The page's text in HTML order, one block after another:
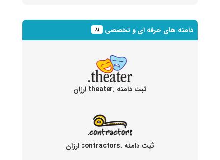
دامنه های حرفه ای و تخصصی ۸۱
ثبت دامنه .theater ارزان
ثبت دامنه .contractors ارزان